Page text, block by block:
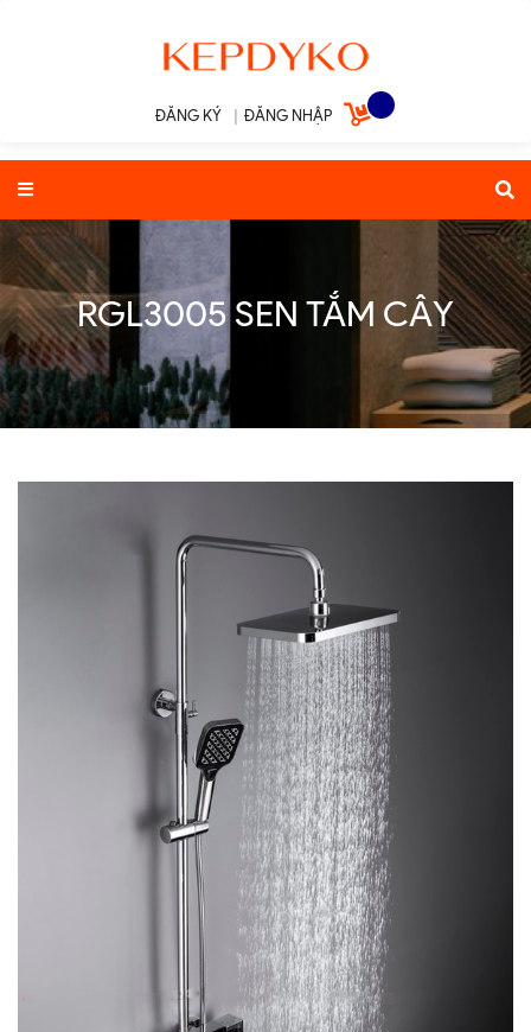
ĐĂNG KÝ ĐĂNG NHẬP
RGL3005 SEN TẮM CÂY